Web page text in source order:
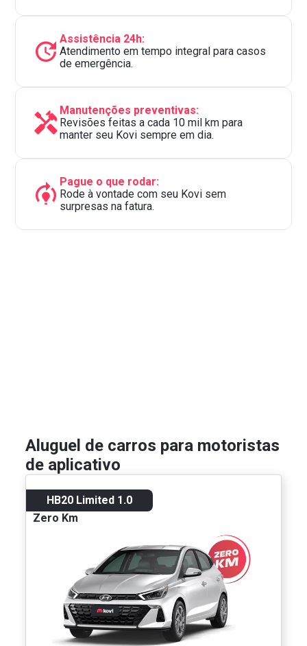
Assistência 24h:
Atendimento em tempo integral para casos
de emergência.
Manutenções preventivas:
Revisões feitas a cada 10 mil km para
manter seu Kovi sempre em dia.
Pague o que rodar:
Rode à vontade com seu Kovi sem
surpresas na fatura.
Aluguel de carros para motoristas
de aplicativo
HB20 Limited 1.0
Zero Km